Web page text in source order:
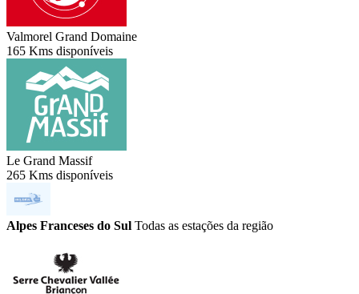
Valmorel Grand Domaine
165 Kms disponíveis
Le Grand Massif
265 Kms disponíveis
Alpes Franceses do Sul Todas as estações da região